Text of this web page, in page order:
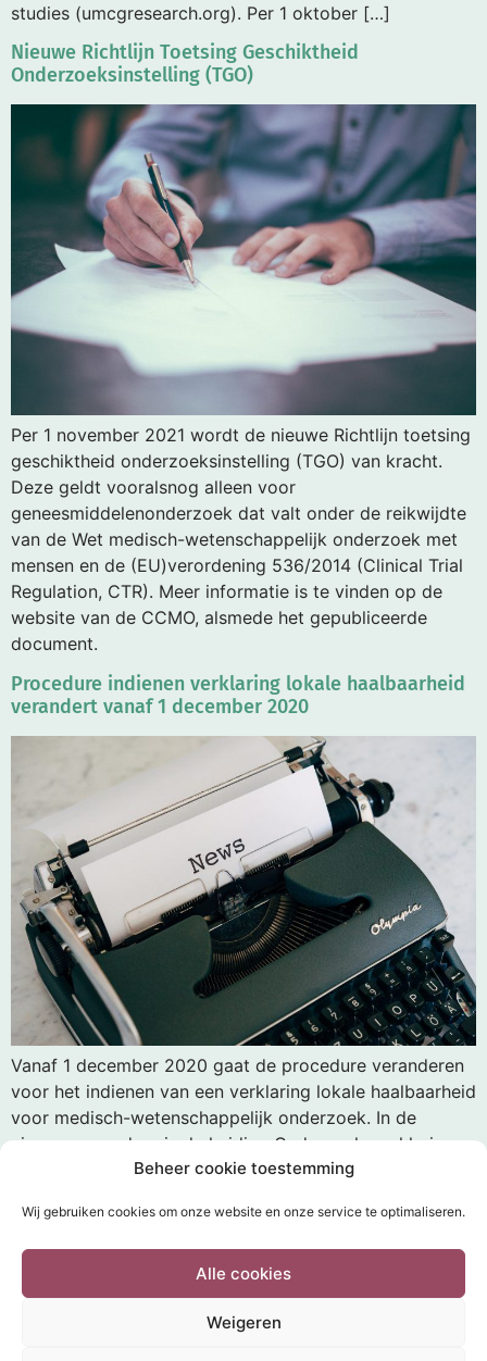
Beheer cookie toestemming
Wij gebruiken cookies om onze website en onze service te optimaliseren.
Alle cookies
Weigeren
studies (umcgresearch.org). Per 1 oktober […]
Nieuwe Richtlijn Toetsing Geschiktheid
Onderzoeksinstelling (TGO)
Per 1 november 2021 wordt de nieuwe Richtlijn toetsing
geschiktheid onderzoeksinstelling (TGO) van kracht.
Deze geldt vooralsnog alleen voor
geneesmiddelenonderzoek dat valt onder de reikwijdte
van de Wet medisch-wetenschappelijk onderzoek met
mensen en de (EU)verordening 536/2014 (Clinical Trial
Regulation, CTR). Meer informatie is te vinden op de
website van de CCMO, alsmede het gepubliceerde
document.
Procedure indienen verklaring lokale haalbaarheid
verandert vanaf 1 december 2020
Vanaf 1 december 2020 gaat de procedure veranderen
voor het indienen van een verklaring lokale haalbaarheid
voor medisch-wetenschappelijk onderzoek. In de
nieuwe procedure is de huidige Onderzoeksverklaring
vervangen door de Verklaring Geschiktheid
juni 2021 geldt een overgangsperiode en kunnen
opdrachtgevers kiezen of ze voor de beoordeling van